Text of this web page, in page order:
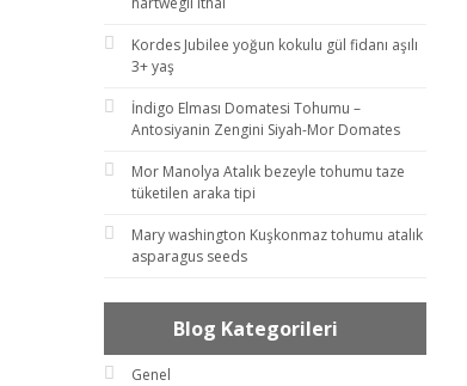
Kordes Jubilee yoğun kokulu gül fidanı aşılı
3+ yaş
İndigo Elması Domatesi Tohumu –
Antosiyanin Zengini Siyah-Mor Domates
Mor Manolya Atalık bezeyle tohumu taze
tüketilen araka tipi
Mary washington Kuşkonmaz tohumu atalık
asparagus seeds
Blog Kategorileri
Genel